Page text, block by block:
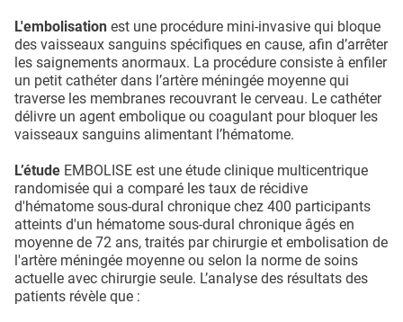
L'embolisation est une procédure mini-invasive qui bloque
des vaisseaux sanguins spécifiques en cause, afin d’arrêter
les saignements anormaux. La procédure consiste à enfiler
un petit cathéter dans l’artère méningée moyenne qui
traverse les membranes recouvrant le cerveau. Le cathéter
délivre un agent embolique ou coagulant pour bloquer les
vaisseaux sanguins alimentant l’hématome.
L’étude EMBOLISE est une étude clinique multicentrique
randomisée qui a comparé les taux de récidive
d'hématome sous-dural chronique chez 400 participants
atteints d'un hématome sous-dural chronique âgés en
moyenne de 72 ans, traités par chirurgie et embolisation de
l'artère méningée moyenne ou selon la norme de soins
actuelle avec chirurgie seule. L’analyse des résultats des
patients révèle que :